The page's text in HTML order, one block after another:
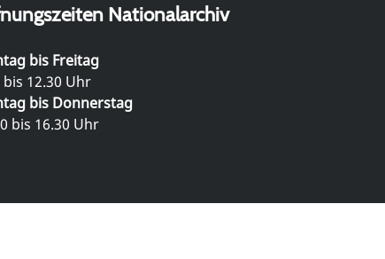
Nationalarchiv
bis Freitag
bis 12.30 Uhr
bis Donnerstag
bis 16.30 Uhr